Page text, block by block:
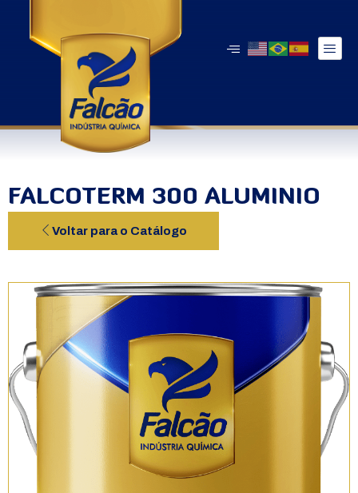
FALCOTERM 300 ALUMINIO
Voltar para o Catálogo